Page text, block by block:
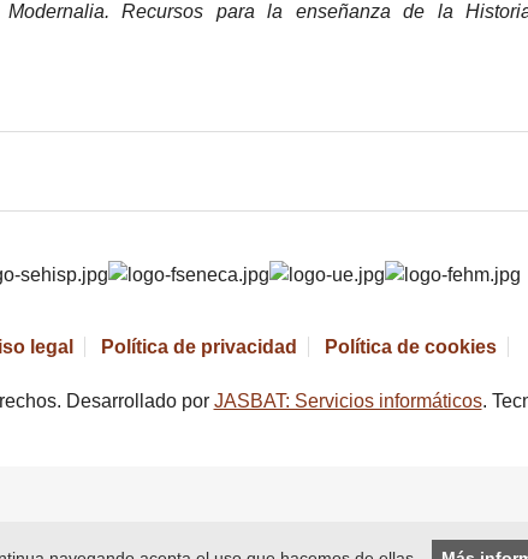
Modernalia. Recursos para la enseñanza de la
legal Política de privacidad Política de cookies
Desarrollado por JASBAT: Servicios informáticos.